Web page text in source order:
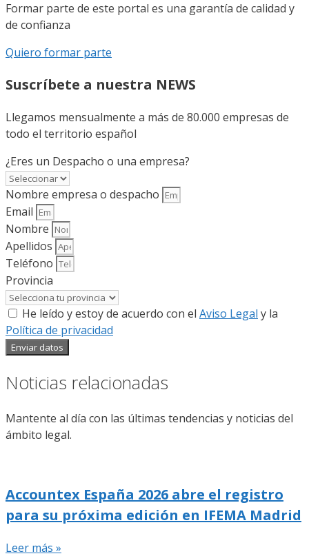
Formar parte de este portal es una garantía de calidad y
de confianza
Quiero formar parte
Suscríbete a nuestra NEWS
Llegamos mensualmente a más de 80.000 empresas de
todo el territorio español
¿Eres un Despacho o una empresa?
Nombre empresa o despacho
Email
Nombre
Apellidos
Teléfono
Provincia
He leído y estoy de acuerdo con el Aviso Legal y la
Política de privacidad
Enviar datos
Noticias relacionadas
Mantente al día con las últimas tendencias y noticias del
ámbito legal.
Accountex España 2026 abre el registro
para su próxima edición en IFEMA Madrid
Leer más »